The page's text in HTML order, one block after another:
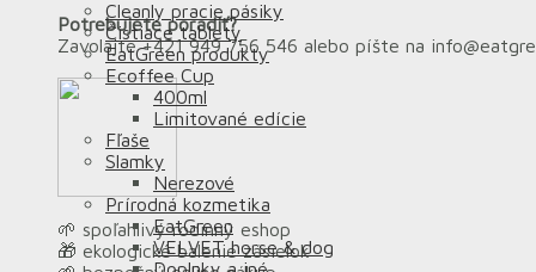
Potrebujete poradiť?
Zavolajte +421 949 756 546 alebo píšte na
🌱 spoľahlivý rodinný eshop
🎁 ekologické balenie zásielok
Cleanly pracie pásiky
Čistiace tablety
EatGreen produkty
Ecoffee Cup
400ml
Limitované edície
Fľaše
Slamky
Nerezové
Prírodná kozmetika
EatGreen
VELVET horse & dog